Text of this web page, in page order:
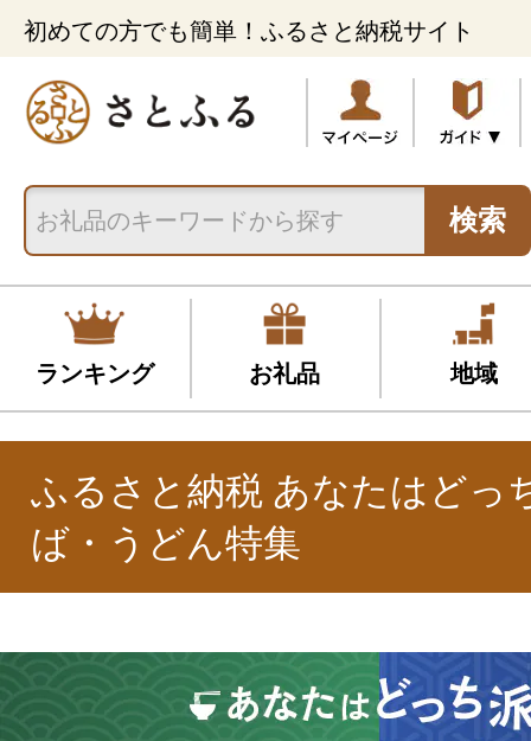
初めての方でも簡単！ふるさと納税サイト
検索
ランキング お礼品 地域
ふるさと納税 あなたはどっ
ば・うどん特集